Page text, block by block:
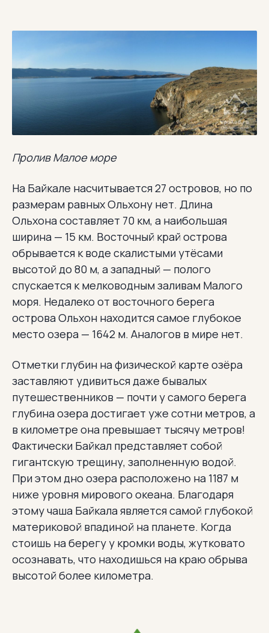
Пролив Малое море
На Байкале насчитывается 27 островов, но по
размерам равных Ольхону нет. Длина
Ольхона составляет 70 км, а наибольшая
ширина — 15 км. Восточный край острова
обрывается к воде скалистыми утёсами
высотой до 80 м, а западный — полого
спускается к мелководным заливам Малого
моря. Недалеко от восточного берега
острова Ольхон находится самое глубокое
место озера — 1642 м. Аналогов в мире нет.
Отметки глубин на физической карте озёра
заставляют удивиться даже бывалых
путешественников — почти у самого берега
глубина озера достигает уже сотни метров, а
в километре она превышает тысячу метров!
Фактически Байкал представляет собой
гигантскую трещину, заполненную водой.
При этом дно озера расположено на 1187 м
ниже уровня мирового океана. Благодаря
этому чаша Байкала является самой глубокой
материковой впадиной на планете. Когда
стоишь на берегу у кромки воды, жутковато
осознавать, что находишься на краю обрыва
высотой более километра.